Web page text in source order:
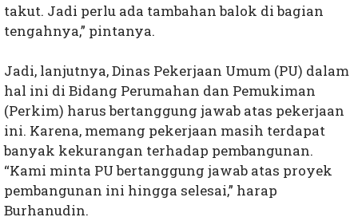
takut. Jadi perlu ada tambahan balok di bagian
tengahnya,” pintanya.
Jadi, lanjutnya, Dinas Pekerjaan Umum (PU) dalam
hal ini di Bidang Perumahan dan Pemukiman
(Perkim) harus bertanggung jawab atas pekerjaan
ini. Karena, memang pekerjaan masih terdapat
banyak kekurangan terhadap pembangunan.
“Kami minta PU bertanggung jawab atas proyek
pembangunan ini hingga selesai,” harap
Burhanudin.